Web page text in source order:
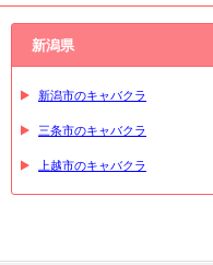
新潟県
新潟市のキャバクラ
三条市のキャバクラ
上越市のキャバクラ